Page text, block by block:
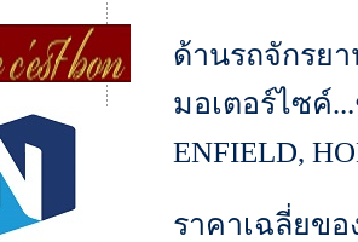
ด้านรถจักรย
มอเตอร์ไซค์
ENFIELD,
ราคาเฉลี่ยขอ